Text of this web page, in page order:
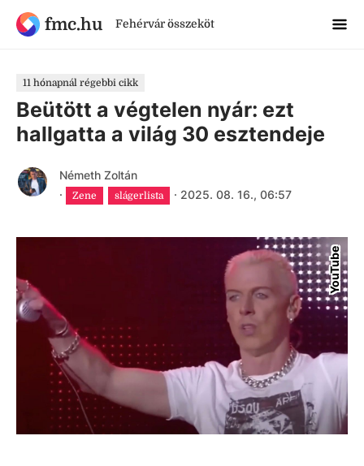
fmc.hu Fehérvár összeköt
11 hónapnál régebbi cikk
Beütött a végtelen nyár: ezt
hallgatta a világ 30 esztendeje
Németh Zoltán
·
Zene slágerlista · 2025. 08. 16., 06:57
YouTube